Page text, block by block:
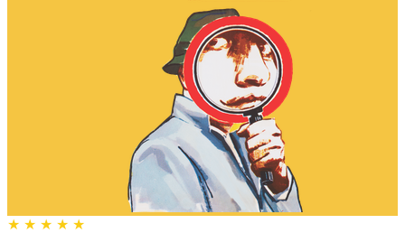
★ ★ ★ ★ ★